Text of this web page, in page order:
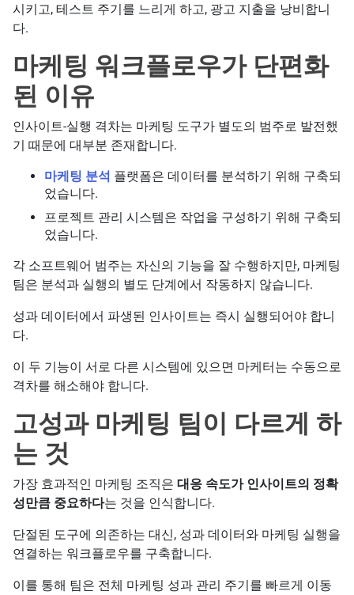
시키고, 테스트 주기를 느리게 하고, 광고 지출을 낭비합니
다.
마케팅 워크플로우가 단편화
된 이유
인사이트-실행 격차는 마케팅 도구가 별도의 범주로 발전했
기 때문에 대부분 존재합니다.
마케팅 분석 플랫폼은 데이터를 분석하기 위해 구축되
었습니다.
프로젝트 관리 시스템은 작업을 구성하기 위해 구축되
었습니다.
각 소프트웨어 범주는 자신의 기능을 잘 수행하지만, 마케팅
팀은 분석과 실행의 별도 단계에서 작동하지 않습니다.
성과 데이터에서 파생된 인사이트는 즉시 실행되어야 합니
다.
이 두 기능이 서로 다른 시스템에 있으면 마케터는 수동으로
격차를 해소해야 합니다.
고성과 마케팅 팀이 다르게 하
는 것
가장 효과적인 마케팅 조직은 대응 속도가 인사이트의 정확
성만큼 중요하다는 것을 인식합니다.
단절된 도구에 의존하는 대신, 성과 데이터와 마케팅 실행을
연결하는 워크플로우를 구축합니다.
이를 통해 팀은 전체 마케팅 성과 관리 주기를 빠르게 이동